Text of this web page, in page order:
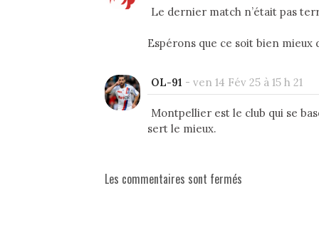
Le dernier match n’était pas
Espérons que ce soit bien mieux
OL-91 - ven 14 Fév 25 à 15 h 21
Montpellier est le club qui se
sert le mieux.
Les commentaires sont fermés